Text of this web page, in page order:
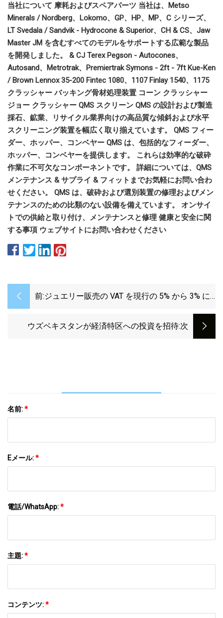
当社について 摩耗およびスペアパーツ 当社は、Metso
Minerals / Nordberg、Lokomo、GP、HP、MP、C シリーズ、
LT Svedala / Sandvik - Hydrocone & Superior、CH & CS、Jaw
Master JM を含むすべてのモデルをサポートする広範な製品
を開発しました。 & CJ Terex Pegson - Autocones、
Autosand、Metrotrak、Premiertrak Symons - 2ft - 7ft Kue-Ken
/ Brown Lennox 35-200 Fintec 1080、1107 Finlay 1540、1175
クラッシャー バッキング骨材処理装置 コーン クラッシャー
ジョー クラッシャー QMS スクリーン QMS の設計および製造
採石、鉱業、リサイクル業界向けの高品質な傾斜および水平
スクリーニング装置を幅広く取り揃えています。 QMS フィー
ダー、ホッパー、コンベヤー QMS は、包括的なフィーダー、
ホッパー、コンベヤーを提供します。 これらは効率的な破砕
作業に不可欠なコンポーネントです。 詳細については、QMS
メンテナンス & サプライ & フィットまでお気軽にお問い合わ
せください。 QMS は、破砕および選別装置の修理およびメン
テナンスのための比類のない設備を備えています。 オンサイ
トでの供給と取り付け、メンテナンスと修理 健康と安全に関
する事項 ウェブサイトにお問い合わせください
前:ジュエリー販売の VAT を現行の 5% から 3% に
ウズベキスタンが経済特区への投資を招待:次
名前:*
Eメール:*
電話/WhatsApp:*
主題:*
コンテンツ:*